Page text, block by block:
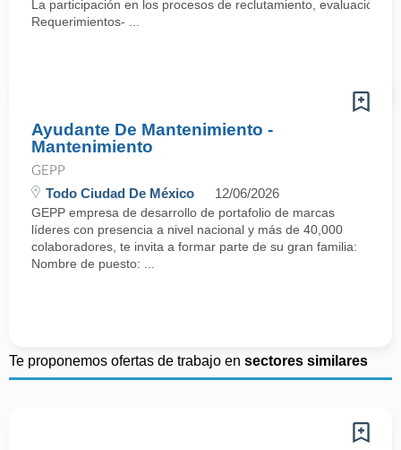
La participación en los procesos de reclutamiento, evaluación,
Requerimientos- ...
Ayudante De Mantenimiento -
Mantenimiento
GEPP
Todo Ciudad De México 12/06/2026
GEPP empresa de desarrollo de portafolio de marcas
líderes con presencia a nivel nacional y más de 40,000
colaboradores, te invita a formar parte de su gran familia:
Nombre de puesto: ...
Te proponemos ofertas de trabajo en sectores similares